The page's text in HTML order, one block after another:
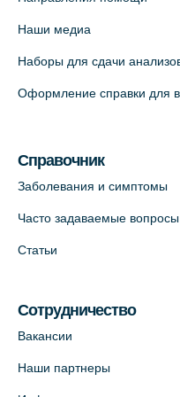
+7 (812) 664-55-80
На карте
+7 (812) 660-73-69
На карте
На карте
Лабораторный
Наши медиа
Наборы для сдачи
Оформление справки для
Справочник
Заболевания и симптомы
Часто задаваемые вопросы
Статьи
Сотрудничество
Вакансии
Наши партнеры